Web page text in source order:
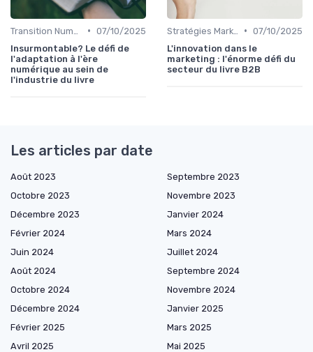
• 07/10/2025
Insurmontable? Le défi de
l'adaptation à l'ère
numérique au sein de
l'industrie du livre
• 07/10/2025
L'innovation dans le
marketing : l'énorme défi du
secteur du livre B2B
Les articles par date
Août 2023
Septembre 2023
Octobre 2023
Novembre 2023
Décembre 2023
Janvier 2024
Février 2024
Mars 2024
Juin 2024
Juillet 2024
Août 2024
Septembre 2024
Octobre 2024
Novembre 2024
Décembre 2024
Janvier 2025
Février 2025
Mars 2025
Avril 2025
Mai 2025